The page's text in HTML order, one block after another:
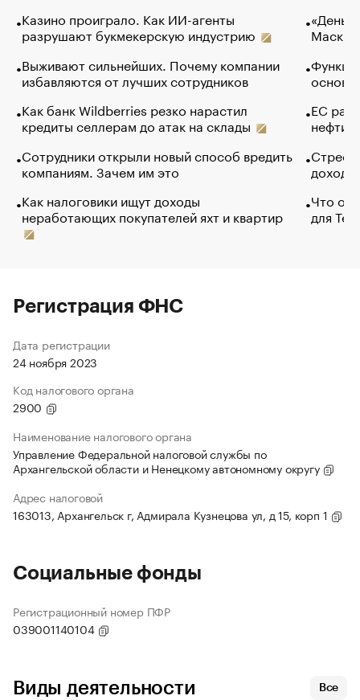
Казино проиграло. Как ИИ-агенты
разрушают букмекерскую индустрию
Выживают сильнейших. Почему компании
избавляются от лучших сотрудников
Как банк Wildberries резко нарастил
кредиты селлерам до атак на склады
Сотрудники открыли новый способ вредить
компаниям. Зачем им это
Как налоговики ищут доходы
неработающих покупателей яхт и квартир
Маск в
основ
ЕС
нефти
Что
для
Регистрация ФНС
Дата регистрации
24 ноября 2023
Код налогового органа
2900
Наименование налогового органа
Управление Федеральной налоговой службы по
Архангельской области и Ненецкому автономному округу
Адрес налоговой
163013, Архангельск г, Адмирала Кузнецова ул, д 15, корп 1
Социальные фонды
Регистрационный номер ПФР
039001140104
Виды деятельности Все